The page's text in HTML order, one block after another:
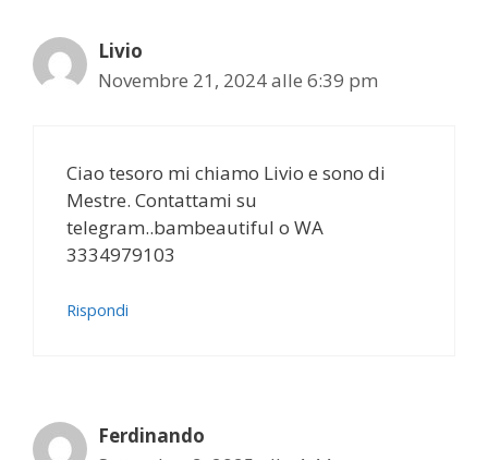
Livio
Novembre 21, 2024 alle 6:39 pm
Ciao tesoro mi chiamo Livio e sono di
Mestre. Contattami su
telegram..bambeautiful o WA
3334979103
Rispondi
Ferdinando